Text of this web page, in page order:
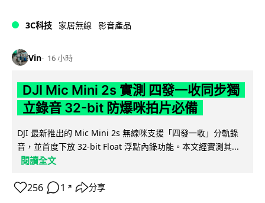
3C科技 家居無線 影音產品
Vin 16 小時
DJI Mic Mini 2s 實測 四發一收同步獨
立錄音 32-bit 防爆咪拍片必備
DJI 最新推出的 Mic Mini 2s 無線咪支援「四發一收」分軌錄
音，並首度下放 32-bit Float 浮點內錄功能。本文經實測其...
閱讀全文
256 1 ↗ 分享